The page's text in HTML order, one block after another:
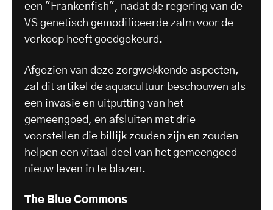
een "Frankenfish", nadat de regering van de
VS genetisch gemodificeerde zalm voor de
verkoop heeft goedgekeurd.
Afgezien van deze zorgwekkende aspecten,
zal dit artikel de aquacultuur beschouwen als
een invasie en uitputting van het
gemeengoed, en afsluiten met drie
voorstellen die billijk zouden zijn en zouden
helpen een vitaal deel van het gemeengoed
nieuw leven in te blazen.
The Blue Commons